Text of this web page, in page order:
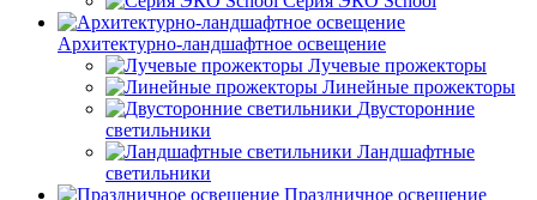
Архитектурно-ландшафтное освещение
Лучевые прожекторы
Линейные прожекторы
Двусторонние
светильники
Ландшафтные
светильники
Праздничное освещение